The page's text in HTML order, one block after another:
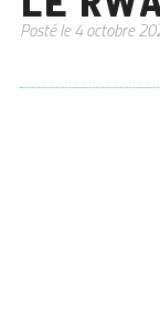
Posté le4 octobre